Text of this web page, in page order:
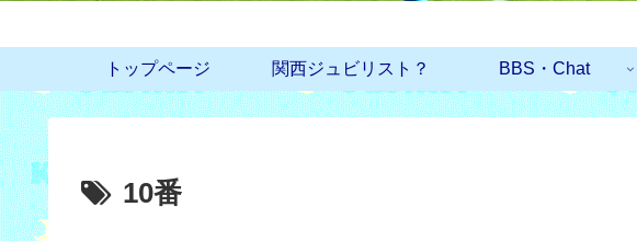
トップページ 関西ジュビリスト？ BBS・Chat
10番